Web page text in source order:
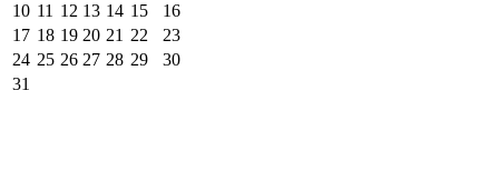
10 11 12 13 14 15
16
17 18 19 20 21 22
23
24 25 26 27 28 29
30
31